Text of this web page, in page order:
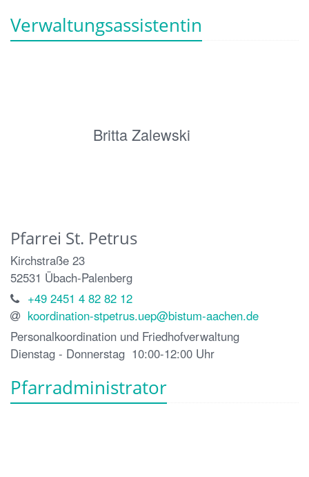
Verwaltungsassistentin
Britta Zalewski
Pfarrei St. Petrus
Kirchstraße 23
52531 Übach-Palenberg
+49 2451 4 82 82 12
koordination-stpetrus.uep@bistum-aachen.de
Personalkoordination und Friedhofverwaltung
Dienstag - Donnerstag 10:00-12:00 Uhr
Pfarradministrator